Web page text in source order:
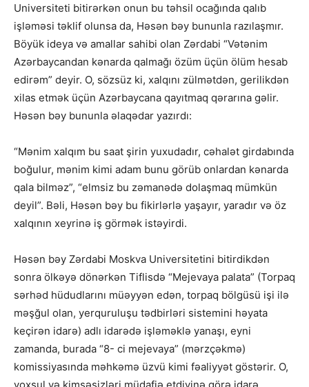
Universiteti bitirərkən onun bu təhsil ocağında qalıb
işləməsi təklif olunsa da, Həsən bəy bununla razılaşmır.
Böyük ideya və amallar sahibi olan Zərdabi “Vətənim
Azərbaycandan kənarda qalmağı özüm üçün ölüm hesab
edirəm” deyir. O, sözsüz ki, xalqını zülmətdən, gerilikdən
xilas etmək üçün Azərbaycana qayıtmaq qərarına gəlir.
Həsən bəy bununla əlaqədar yazırdı:
“Mənim xalqım bu saat şirin yuxudadır, cəhalət girdabında
boğulur, mənim kimi adam bunu görüb onlardan kənarda
qala bilməz”, “elmsiz bu zəmanədə dolaşmaq mümkün
deyil”. Bəli, Həsən bəy bu fikirlərlə yaşayır, yaradır və öz
xalqının xeyrinə iş görmək istəyirdi.
Həsən bəy Zərdabi Moskva Universitetini bitirdikdən
sonra ölkəyə dönərkən Tiflisdə “Mejevaya palata” (Torpaq
sərhəd hüdudlarını müəyyən edən, torpaq bölgüsü işi ilə
məşğul olan, yerquruluşu tədbirləri sistemini həyata
keçirən idarə) adlı idarədə işləməklə yanaşı, eyni
zamanda, burada “8- ci mejevaya” (mərzçəkmə)
komissiyasında məhkəmə üzvü kimi fəaliyyət göstərir. O,